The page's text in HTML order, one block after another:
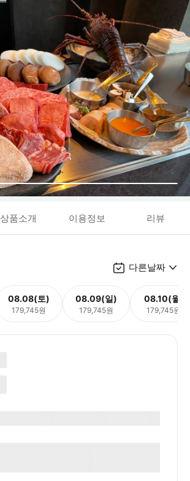
상품소개 이용정보 리뷰
다른날짜
08.08(토)
179,745원
08.09(일)
179,745원
08.10(월)
179,745원